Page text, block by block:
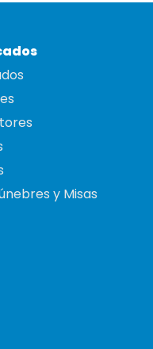
y Misas